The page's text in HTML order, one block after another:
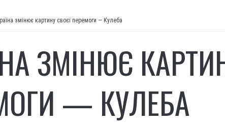
змінює картину своєї перемоги — Кулеба
ЗМІНЮЄ
— КУЛЕБА